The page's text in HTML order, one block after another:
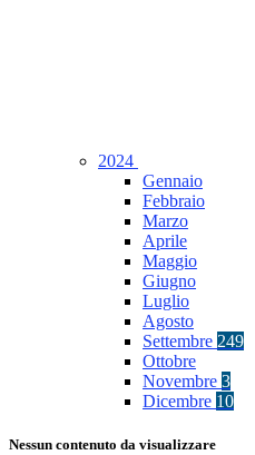
2024
Gennaio
Febbraio
Marzo
Aprile
Maggio
Giugno
Luglio
Agosto
Settembre 249
Ottobre
Novembre 3
Dicembre 10
Nessun contenuto da visualizzare